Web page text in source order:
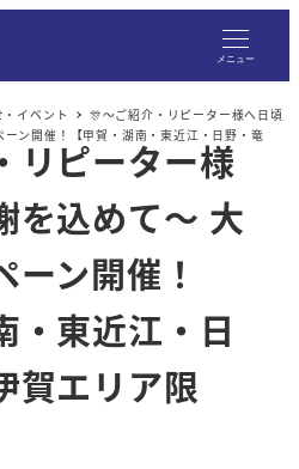
メニュー
・イベント
🎊～ご紹介・リピーター様へ日頃
ン開催！【甲賀・湖南・東近江・日野・竜
リピーター様
を込めて～ 大
ン開催！
・東近江・日
賀エリア限